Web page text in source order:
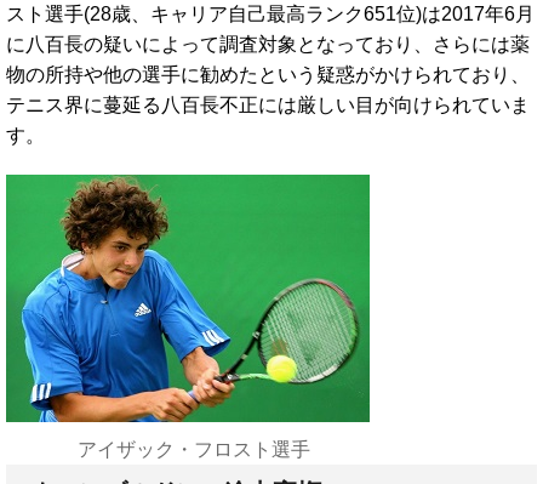
スト選手(28歳、キャリア自己最高ランク651位)は2017年6月
に八百長の疑いによって調査対象となっており、さらには薬
物の所持や他の選手に勧めたという疑惑がかけられており、
テニス界に蔓延る八百長不正には厳しい目が向けられていま
す。
アイザック・フロスト選手